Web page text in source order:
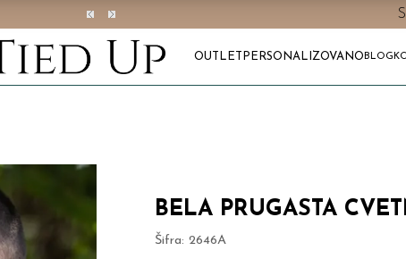
OUTLET PERSONALIZOVANO BLOG
BELA PRUGASTA
Šifra: 2646A